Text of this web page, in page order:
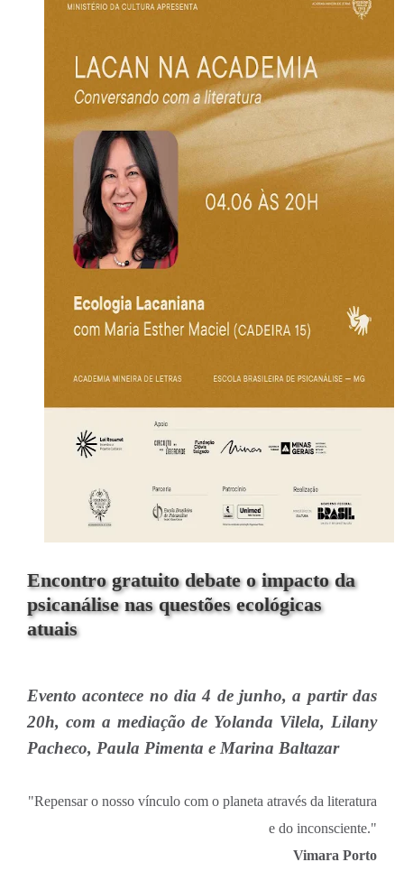
Encontro gratuito debate o impacto da
psicanálise nas questões ecológicas
atuais
Evento acontece no dia 4 de junho, a partir das
20h, com a mediação de Yolanda Vilela, Lilany
Pacheco, Paula Pimenta e Marina Baltazar
"Repensar o nosso vínculo com o planeta através da literatura
e do inconsciente."
Vimara Porto